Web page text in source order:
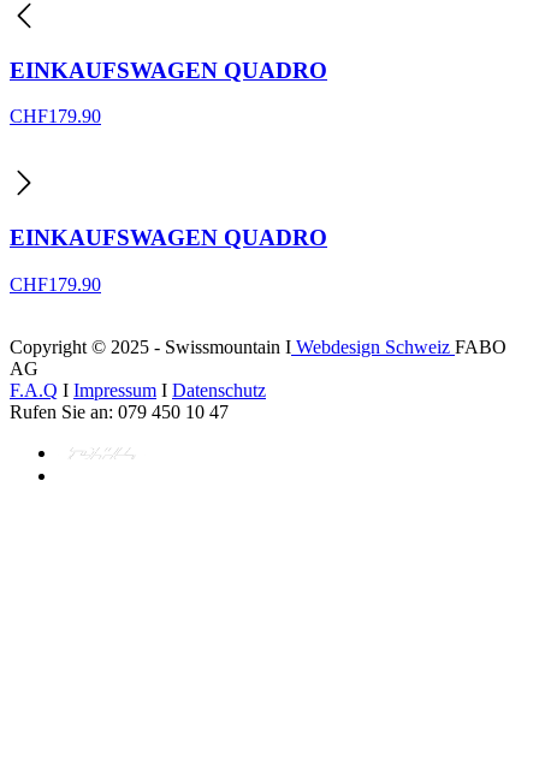
EINKAUFSWAGEN QUADRO
CHF179.90
EINKAUFSWAGEN QUADRO
CHF179.90
Copyright © 2025 - Swissmountain I Webdesign Schweiz FABO
AG
F.A.Q I Impressum I Datenschutz
Rufen Sie an: 079 450 10 47